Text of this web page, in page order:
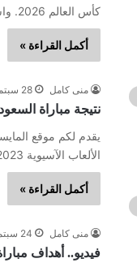
كأس العالم 2026. واستضاف منتخب الأردن نظيره السعودي…
أكمل القراءة »
منى كامل 28 سبتمبر، 2023
نتيجة مباراة
يقدم لكم موقع
الألعاب الآسيوية 2023. واستضاف ملعب التنين الأصفر الرياضي…
أكمل القراءة »
منى كامل 24 سبتمبر، 2023
فيديو.. أهداف مباراة